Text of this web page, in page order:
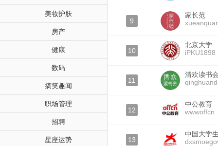
美妆护肤
房产
健康
数码
搞笑趣闻
职场管理
招聘
星座运势
9
家长范
10
北京大学
iPKU1898
11
清欢读书
12
中公教育
wwwoffcn
13
中国大学